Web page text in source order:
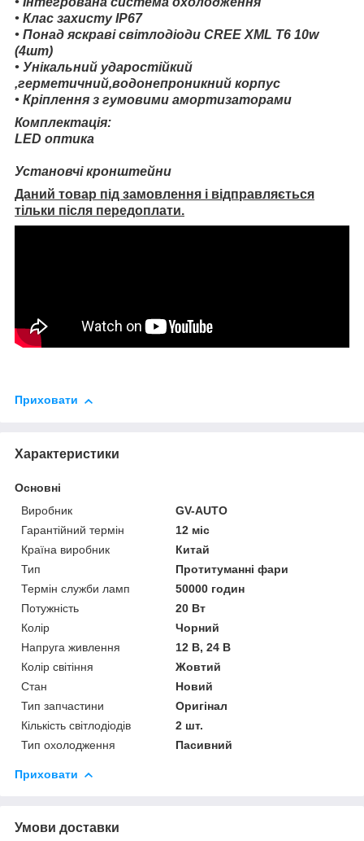
• Клас захисту IP67
• Понад яскраві світлодіоди CREE XML T6 10w
(4шт)
• Унікальний ударостійкий
,герметичний,водонепроникний корпус
• Кріплення з гумовими амортизаторами
Комплектація:
LED оптика
Установчі кронштейни
Даний товар під замовлення і відправляється
тільки після передоплати.
Приховати
Характеристики
Основні
Виробник
GV-AUTO
Гарантійний термін
12 міс
Країна виробник
Китай
Тип
Протитуманні фари
Термін служби ламп
50000 годин
Потужність
20 Вт
Колір
Чорний
Напруга живлення
12 В, 24 В
Колір світіння
Жовтий
Стан
Новий
Тип запчастини
Оригінал
Кількість світлодіодів
2 шт.
Тип охолодження
Пасивний
Приховати
Умови доставки